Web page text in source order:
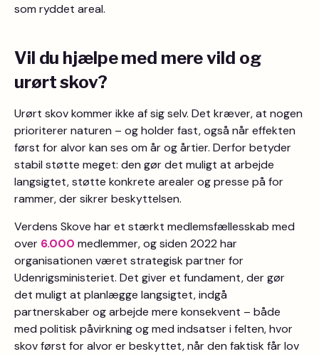
som ryddet areal.
Vil du hjælpe med mere vild og
urørt skov?
Urørt skov kommer ikke af sig selv. Det kræver, at nogen
prioriterer naturen – og holder fast, også når effekten
først for alvor kan ses om år og årtier. Derfor betyder
stabil støtte meget: den gør det muligt at arbejde
langsigtet, støtte konkrete arealer og presse på for
rammer, der sikrer beskyttelsen.
Verdens Skove har et stærkt medlemsfællesskab med
over 6.000 medlemmer, og siden 2022 har
organisationen været strategisk partner for
Udenrigsministeriet. Det giver et fundament, der gør
det muligt at planlægge langsigtet, indgå
partnerskaber og arbejde mere konsekvent – både
med politisk påvirkning og med indsatser i felten, hvor
skov først for alvor er beskyttet, når den faktisk får lov